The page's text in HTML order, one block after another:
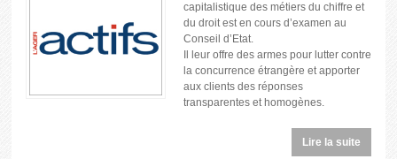
capitalistique des métiers du chiffre et
du droit est en cours d’examen au
Conseil d’Etat.
Il leur offre des armes pour lutter contre
la concurrence étrangère et apporter
aux clients des réponses
transparentes et homogènes.
Lire la suite